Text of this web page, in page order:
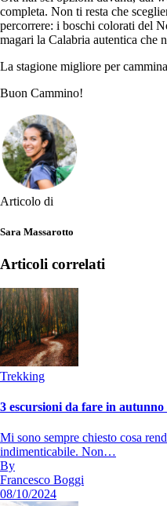
completa. Non ti resta che
percorrere: i boschi colorati del
magari la Calabria autentica che
La stagione migliore per
Buon Cammino!
Articolo di
Sara Massarotto
Articoli correlati
Trekking
3 escursioni da fare in
Mi sono sempre chiesto cosa
indimenticabile. Non…
By
Francesco Boggi
08/10/2024